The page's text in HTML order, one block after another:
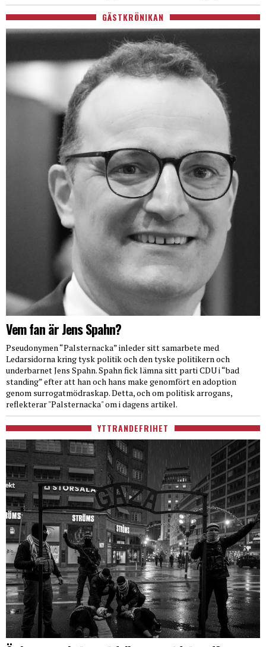
GÄSTKRÖNIKAN
Vem fan är Jens Spahn?
Pseudonymen “Palsternacka” inleder sitt samarbete med
Ledarsidorna kring tysk politik och den tyske politikern och
underbarnet Jens Spahn. Spahn fick lämna sitt parti CDU i “bad
standing” efter att han och hans make genomfört en adoption
genom surrogatmödraskap. Detta, och om politisk arrogans,
reflekterar "Palsternacka" om i dagens artikel.
YTTRANDEFRIHET